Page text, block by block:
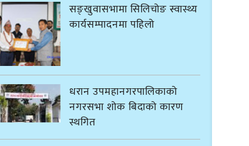
सङ्खुवासभामा सिलिचोङ स्वास्थ्य
कार्यसम्पादनमा पहिलो
धरान उपमहानगरपालिकाको
नगरसभा शोक बिदाको कारण
स्थगित